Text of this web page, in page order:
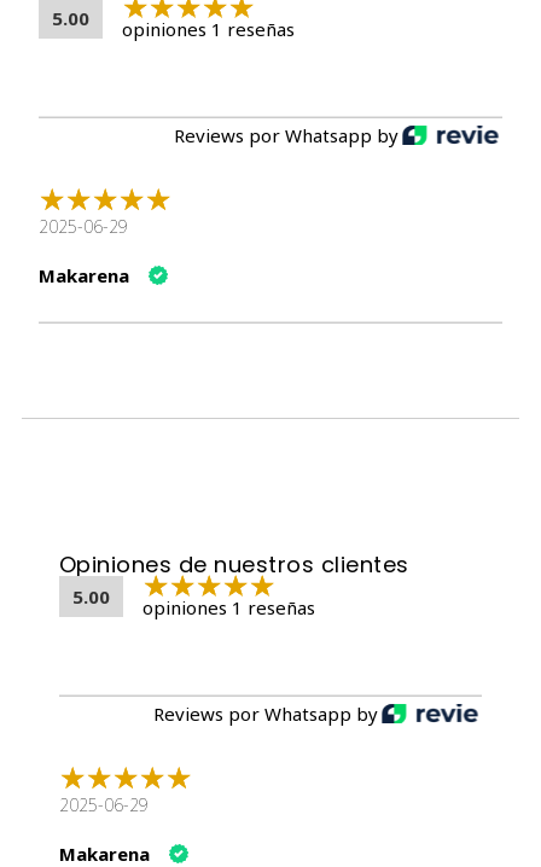
5.00 opiniones 1 reseñas
Reviews por Whatsapp by
2025-06-29
Makarena
Opiniones de nuestros clientes
5.00 opiniones 1 reseñas
Reviews por Whatsapp by
2025-06-29
Makarena